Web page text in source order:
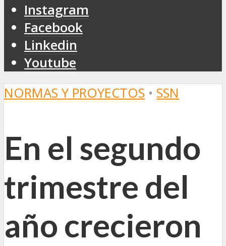
Instagram
Facebook
Linkedin
Youtube
NORMAS Y PROYECTOS • SSN
En el segundo
trimestre del
año crecieron